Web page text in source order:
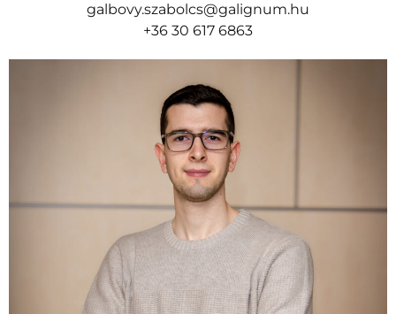
galbovy.szabolcs@galignum.hu
+36 30 617 6863